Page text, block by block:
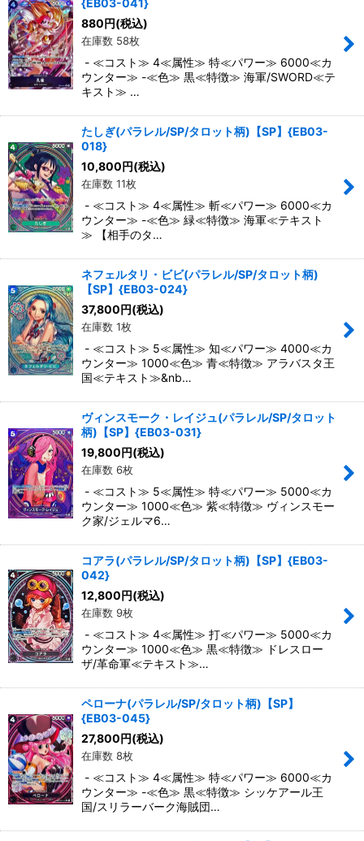
{EB03-041}
880円(税込)
在庫数 58枚
- ≪コスト≫ 4≪属性≫ 特≪パワー≫ 6000≪カ
ウンター≫ -≪色≫ 黒≪特徴≫ 海軍/SWORD≪テ
キスト≫ …
たしぎ(パラレル/SP/タロット柄)【SP】{EB03-
018}
10,800円(税込)
在庫数 11枚
- ≪コスト≫ 4≪属性≫ 斬≪パワー≫ 6000≪カ
ウンター≫ -≪色≫ 緑≪特徴≫ 海軍≪テキスト
≫ 【相手のタ…
ネフェルタリ・ビビ(パラレル/SP/タロット柄)
【SP】{EB03-024}
37,800円(税込)
在庫数 1枚
- ≪コスト≫ 5≪属性≫ 知≪パワー≫ 4000≪カ
ウンター≫ 1000≪色≫ 青≪特徴≫ アラバスタ王
国≪テキスト≫&nb…
ヴィンスモーク・レイジュ(パラレル/SP/タロット
柄)【SP】{EB03-031}
19,800円(税込)
在庫数 6枚
- ≪コスト≫ 5≪属性≫ 特≪パワー≫ 5000≪カ
ウンター≫ 1000≪色≫ 紫≪特徴≫ ヴィンスモー
ク家/ジェルマ6…
コアラ(パラレル/SP/タロット柄)【SP】{EB03-
042}
12,800円(税込)
在庫数 9枚
- ≪コスト≫ 4≪属性≫ 打≪パワー≫ 5000≪カ
ウンター≫ 1000≪色≫ 黒≪特徴≫ ドレスロー
ザ/革命軍≪テキスト≫…
ペローナ(パラレル/SP/タロット柄)【SP】
{EB03-045}
27,800円(税込)
在庫数 8枚
- ≪コスト≫ 4≪属性≫ 特≪パワー≫ 6000≪カ
ウンター≫ -≪色≫ 黒≪特徴≫ シッケアール王
国/スリラーバーク海賊団…